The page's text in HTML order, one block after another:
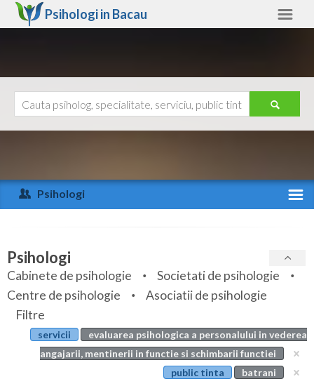
Psihologi in Bacau
Arad
Arges
Bihor
Bistrita-Nasaud
Botosani
Braila
Ajutor
Psihologi
Specialitati
Servicii
Articole
Evenimente
Psihologi
Cabinete de psihologie
Societati de psihologie
Centre de psihologie
Asociatii de psihologie
Filtre
servicii
evaluarea psihologica a personalului in vederea
angajarii, mentinerii in functie si schimbarii functiei
public tinta
batrani